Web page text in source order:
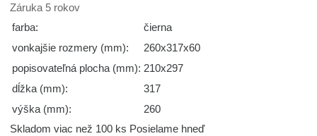
Záruka 5 rokov
farba:
čierna
vonkajšie rozmery (mm):
260x317x60
popisovateľná plocha (mm): 210x297
dĺžka (mm):
317
výška (mm):
260
Skladom viac než 100 ks Posielame hneď